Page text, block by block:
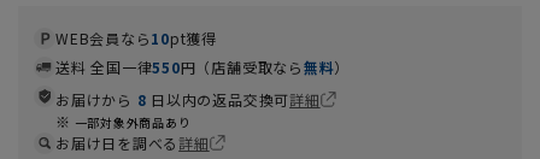
WEB会員なら10pt獲得
送料 全国一律550円（店舗受取なら無料）
お届けから 8 日以内の返品交換可詳細
一部対象外商品あり
お届け日を調べる詳細